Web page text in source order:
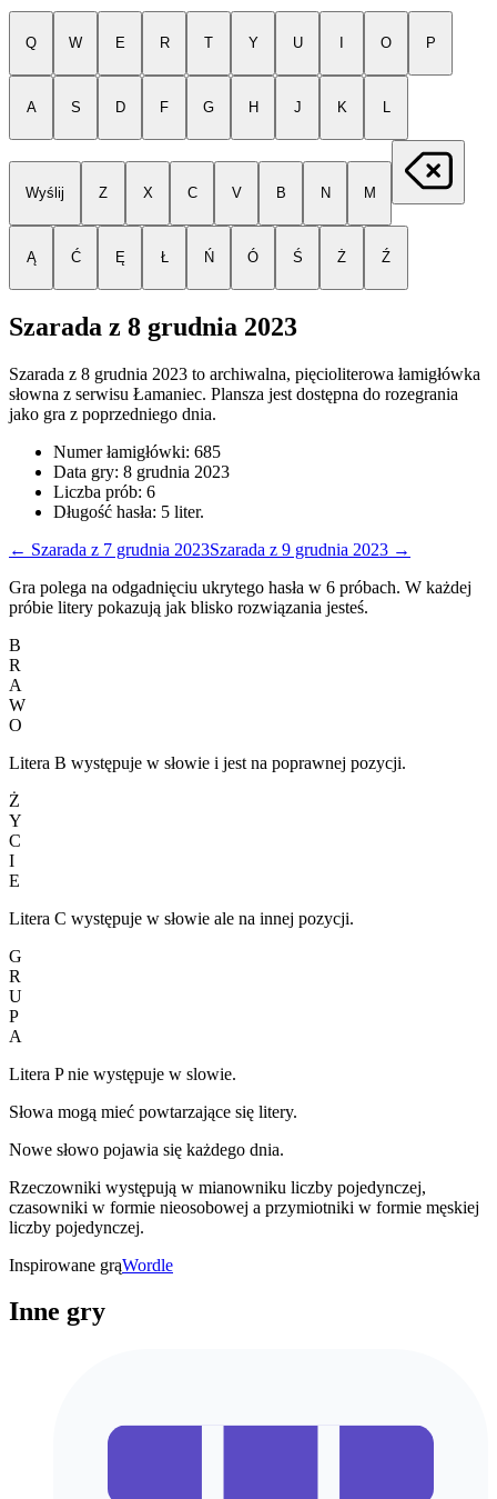
Q W E R T Y U O P
A S D F G H J K L
Wyślij Z X C V B N M
Ą Ć Ę Ł Ń Ó Ś Ż Ź
Szarada z 8 grudnia 2023
Szarada z 8 grudnia 2023 to archiwalna, pięcioliterowa łamigłówka
słowna z serwisu Łamaniec. Plansza jest dostępna do rozegrania
jako gra z poprzedniego dnia.
Numer łamigłówki: 685
Data gry: 8 grudnia 2023
Liczba prób: 6
Długość hasła: 5 liter.
← Szarada z 7 grudnia 2023Szarada z 9 grudnia 2023 →
Gra polega na odgadnięciu ukrytego hasła w 6 próbach. W każdej
próbie litery pokazują jak blisko rozwiązania jesteś.
B
R
A
W
O
Litera B występuje w słowie i jest na poprawnej pozycji.
Ż
Y
C
I
E
Litera C występuje w słowie ale na innej pozycji.
G
R
U
P
A
Litera P nie występuje w slowie.
Słowa mogą mieć powtarzające się litery.
Nowe słowo pojawia się każdego dnia.
Rzeczowniki występują w mianowniku liczby pojedynczej,
czasowniki w formie nieosobowej a przymiotniki w formie męskiej
liczby pojedynczej.
Inspirowane grąWordle
Inne gry